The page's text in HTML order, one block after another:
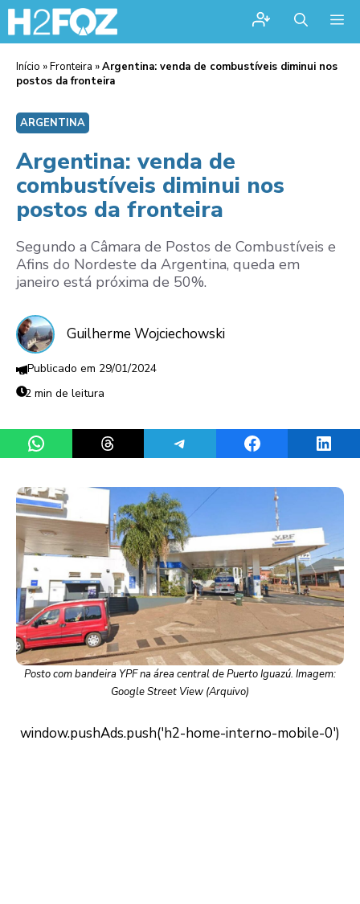
Início »Fronteira »Argentina: venda de combustíveis diminui nos
postos da fronteira
ARGENTINA
Argentina: venda de
combustíveis diminui nos
postos da fronteira
Segundo a Câmara de Postos de Combustíveis e
Afins do Nordeste da Argentina, queda em
janeiro está próxima de 50%.
Guilherme Wojciechowski
29/01/2024
2 min de leitura
Share on WhatsAppShare on ThreadsShare on TelegramShare on Facebook
Posto com bandeira YPF na área central de Puerto Iguazú. Imagem:
Google Street View (Arquivo)